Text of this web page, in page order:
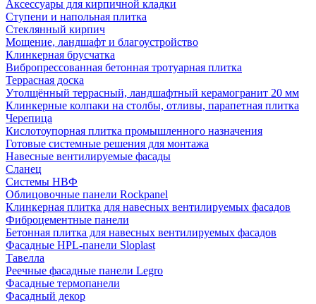
Аксессуары для кирпичной кладки
Ступени и напольная плитка
Cтеклянный кирпич
Мощение, ландшафт и благоустройство
Клинкерная брусчатка
Вибропрессованная бетонная тротуарная плитка
Террасная доска
Утолщённый террасный, ландшафтный керамогранит 20 мм
Клинкерные колпаки на столбы, отливы, парапетная плитка
Черепица
Кислотоупорная плитка промышленного назначения
Готовые системные решения для монтажа
Навесные вентилируемые фасады
Сланец
Системы НВФ
Облицовочные панели Rockpanel
Клинкерная плитка для навесных вентилируемых фасадов
Фиброцементные панели
Бетонная плитка для навесных вентилируемых фасадов
Фасадные HPL-панели Sloplast
Тавелла
Реечные фасадные панели Legro
Фасадные термопанели
Фасадный декор